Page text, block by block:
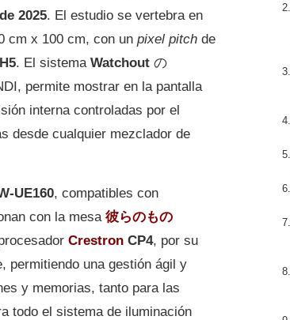
2025. El estudio se vertebra en
cm x 100 cm, con un pixel pitch de
H5. El sistema Watchout の
permite mostrar en la pantalla
interna controladas por el
desde cualquier mezclador de
UE160, compatibles con
con la mesa 彼らのもの
Crestron CP4, por su
permitiendo una gestión ágil y
y memorias, tanto para las
todo el sistema de iluminación